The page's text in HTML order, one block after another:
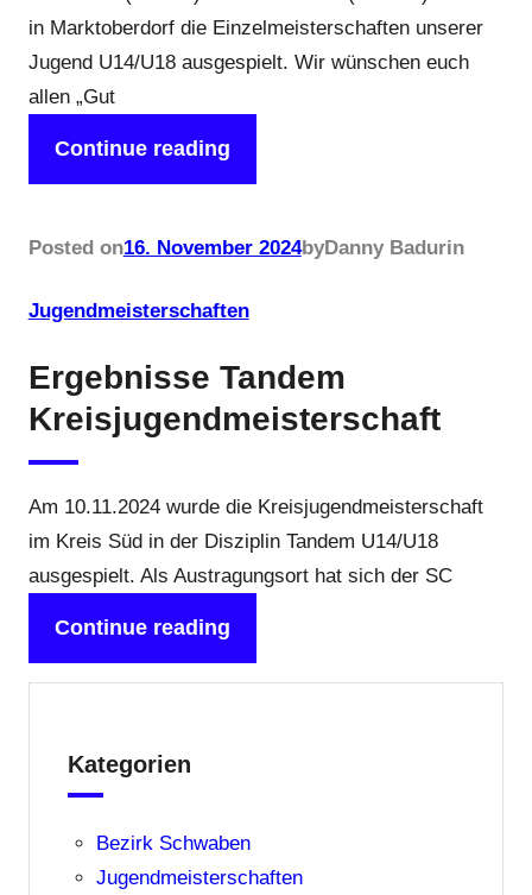
in Marktoberdorf die Einzelmeisterschaften unserer
Jugend U14/U18 ausgespielt. Wir wünschen euch
allen „Gut
Continue reading
Posted on16. November 2024byDanny Badurin
Jugendmeisterschaften
Ergebnisse Tandem
Kreisjugendmeisterschaft
Am 10.11.2024 wurde die Kreisjugendmeisterschaft
im Kreis Süd in der Disziplin Tandem U14/U18
ausgespielt. Als Austragungsort hat sich der SC
Continue reading
Kategorien
Bezirk Schwaben
Jugendmeisterschaften